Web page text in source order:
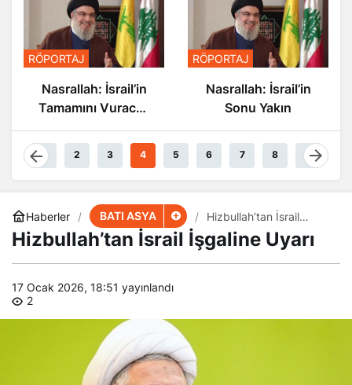
RÖPORTAJ
Nasrallah: İsrail’in
Tamamını Vuracak
Güçteyiz
RÖPORTAJ
Nasrallah: İsrail’in
Sonu Yakın
1 2 3 4 5 6 7 8 9
Haberler BATI ASYA
Hizbullah’tan İsrail
İşgaline Uyarı
Hizbullah’tan İsrail İşgaline Uyarı
17 Ocak 2026, 18:51 yayınlandı
2